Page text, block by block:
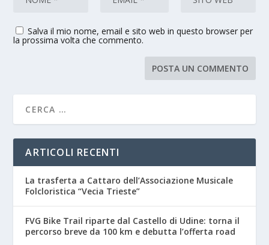
Salva il mio nome, email e sito web in questo browser per
la prossima volta che commento.
ARTICOLI RECENTI
La trasferta a Cattaro dell’Associazione Musicale
Folcloristica “Vecia Trieste”
FVG Bike Trail riparte dal Castello di Udine: torna il
percorso breve da 100 km e debutta l’offerta road